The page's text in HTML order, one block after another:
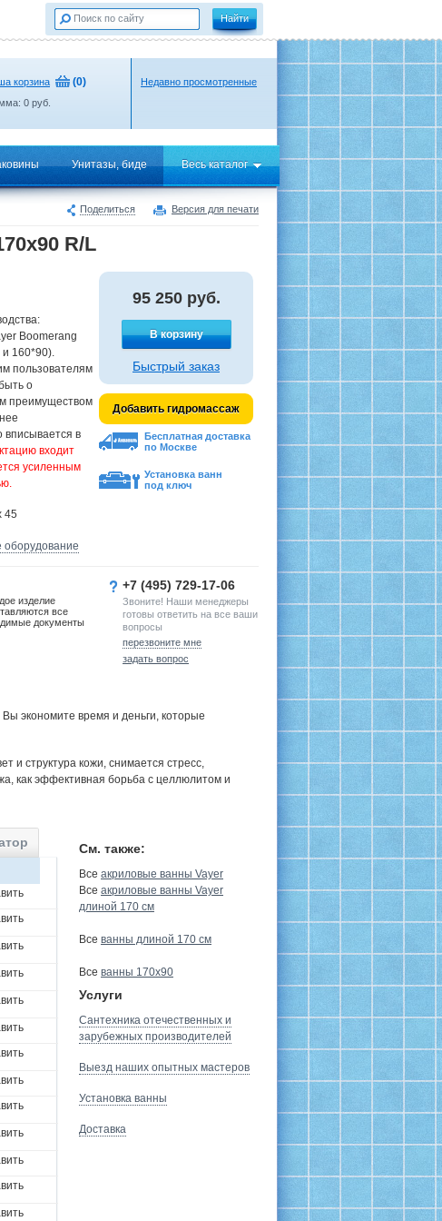
корзина (0)
0 руб.
Недавно просмотренные
Унитазы, биде Весь каталог
Поделиться Версия для печати
R/L
Boomerang
и 160*90).
пользователям
о
преимуществом
вписывается в
входит
усиленным
45
95 250 руб.
В корзину
Быстрый заказ
Добавить гидромассаж
Бесплатная доставка
по Москве
Установка ванн
под ключ
оборудование
изделие
все
документы
+7 (495) 729-17-06
Звоните! Наши менеджеры
готовы ответить на все ваши
вопросы
перезвоните мне
задать вопрос
экономите время и деньги, которые
и структура кожи, снимается стресс,
как эффективная борьба с целлюлитом и
См. также:
Все акриловые ванны Vayer
Все акриловые ванны Vayer
длиной 170 см
Все ванны длиной 170 см
Все ванны 170х90
Услуги
Сантехника отечественных и
зарубежных производителей
Выезд наших опытных мастеров
Установка ванны
Доставка